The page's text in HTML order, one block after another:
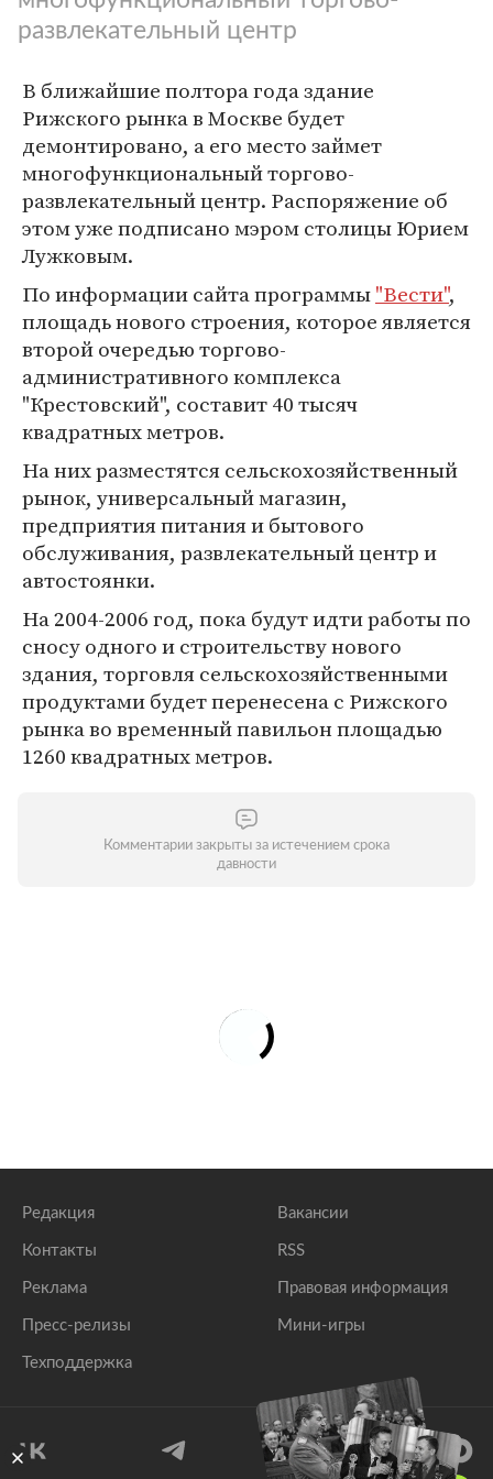
развлекательный центр
В ближайшие полтора года здание
Рижского рынка в Москве будет
демонтировано, а его место займет
многофункциональный торгово-
развлекательный центр. Распоряжение об
этом уже подписано мэром столицы Юрием
Лужковым.
По информации сайта программы"Вести",
площадь нового строения, которое является
второй очередью торгово-
административного комплекса
"Крестовский", составит 40 тысяч
квадратных метров.
На них разместятся сельскохозяйственный
рынок, универсальный магазин,
предприятия питания и бытового
обслуживания, развлекательный центр и
автостоянки.
На 2004-2006 год, пока будут идти работы по
сносу одного и строительству нового
здания, торговля сельскохозяйственными
продуктами будет перенесена с Рижского
рынка во временный павильон площадью
1260 квадратных метров.
Комментарии закрыты за истечением срока
давности
Редакция
Контакты
Реклама
Пресс-релизы
Техподдержка
Вакансии
RSS
Правовая информация
Мини-игры